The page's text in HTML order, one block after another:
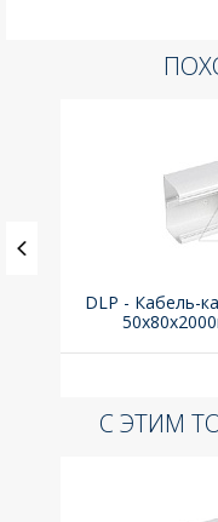
DLP - Кабель-
С ЭТИМ